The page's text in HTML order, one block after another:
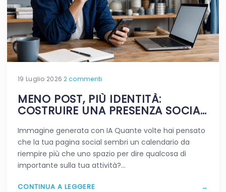
19 Luglio 2026·2 commenti
MENO POST, PIÙ IDENTITÀ:
COSTRUIRE UNA PRESENZA SOCIAL
Immagine generata con IA Quante volte hai pensato
che la tua pagina social sembri un calendario da
riempire più che uno spazio per dire qualcosa di
importante sulla tua attività?…
CONTINUA A LEGGERE →